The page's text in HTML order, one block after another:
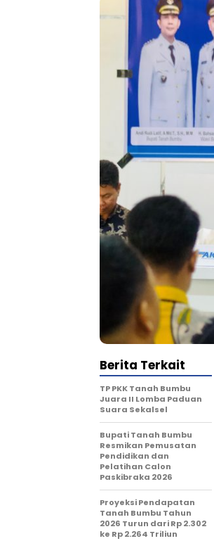
Berita Terkait
TP PKK Tanah Bumbu
Juara II Lomba Paduan
Suara Sekalsel
Bupati Tanah Bumbu
Resmikan Pemusatan
Pendidikan dan
Pelatihan Calon
Paskibraka 2026
Proyeksi Pendapatan
Tanah Bumbu Tahun
2026 Turun dari Rp 2.302
ke Rp 2.264 Triliun